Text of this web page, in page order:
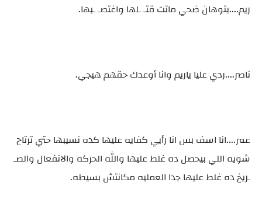
ريم....بتوهان ضحي ماتت قتـ ـلها واغتصـ ـبها.
ناصر....ردي عليا ياريم وانا أوعدك حقهم هيجي.
عمر....انا اسف بس انا رأيي كفايه عليها كده نسيبها حتي ترتاح
شويه اللي بيحصل ده غلط عليها والله الحركه والانفعال والصـ
ـريخ ده غلط عليها جدا العمليه مكانتش بسيطه.